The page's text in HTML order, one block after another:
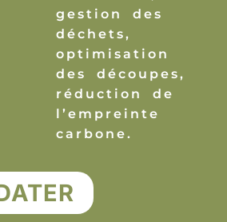
gestion des
déchets,
optimisation
des découpes,
réduction de
l’empreinte
carbone.